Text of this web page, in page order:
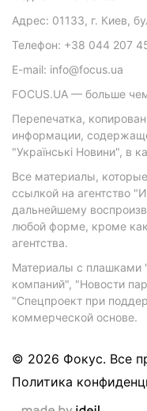
Адрес: 01133, г. Киев,
Телефон: +38 044 207
E-mail: info@focus.ua
FOCUS.UA — больше
Перепечатка,
информации,
"Українські Новини", в
Все материалы,
ссылкой на агентство
дальнейшему
любой форме, кроме
агентства.
Материалы с плашками
компаний", "Новости
"Спецпроект при
коммерческой основе.
© 2026 Фокус. Все
Политика